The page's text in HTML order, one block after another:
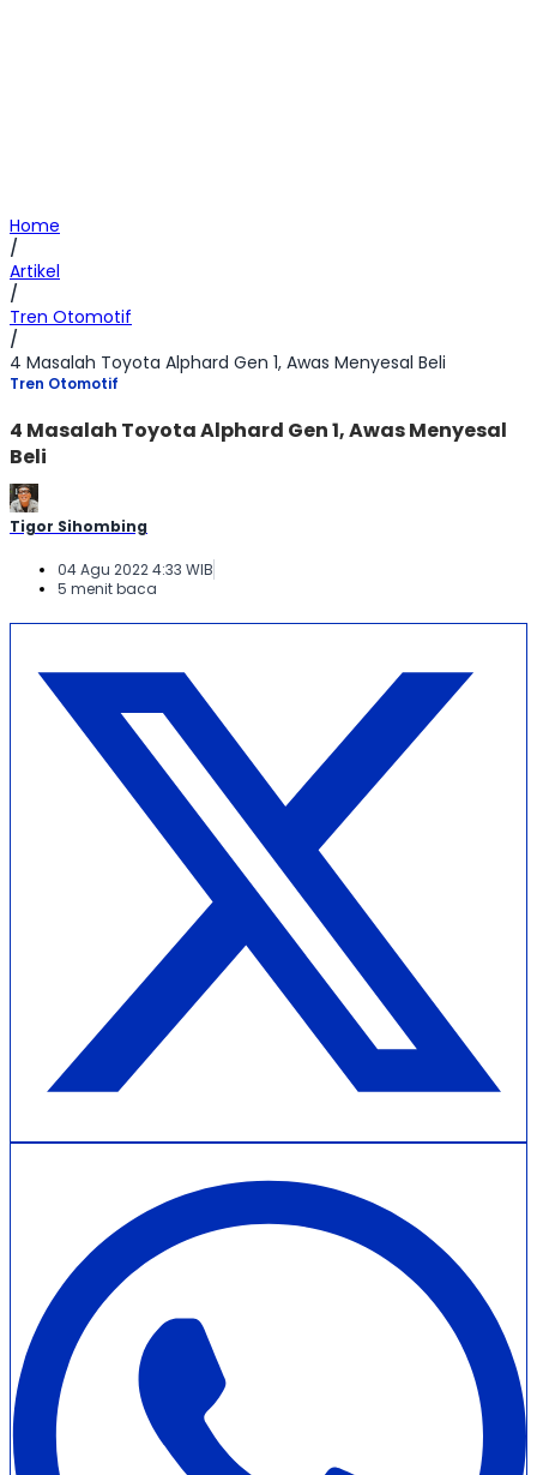
Home
/
Artikel
/
Tren Otomotif
/
4 Masalah Toyota Alphard Gen 1, Awas Menyesal Beli
Tren Otomotif
4 Masalah Toyota Alphard Gen 1, Awas Menyesal
Beli
Tigor Sihombing
04 Agu 2022 4:33 WIB
5 menit baca